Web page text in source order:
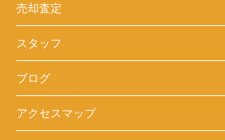
売却査定
スタッフ
ブログ
アクセスマップ